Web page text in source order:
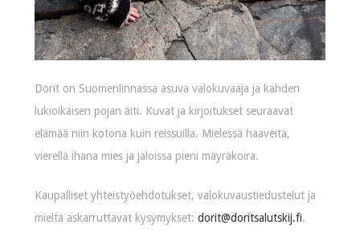
Dorit on Suomenlinnassa asuva valokuvaaja ja kahden
lukioikäisen pojan äiti. Kuvat ja kirjoitukset seuraavat
elämää niin kotona kuin reissuilla. Mielessä haaveita,
vierellä ihana mies ja jaloissa pieni mäyräkoira.
Kaupalliset yhteistyöehdotukset, valokuvaustiedustelut ja
mieltä askarruttavat kysymykset:dorit@doritsalutskij.fi.